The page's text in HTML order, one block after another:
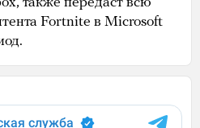
Fortnite в Microsoft